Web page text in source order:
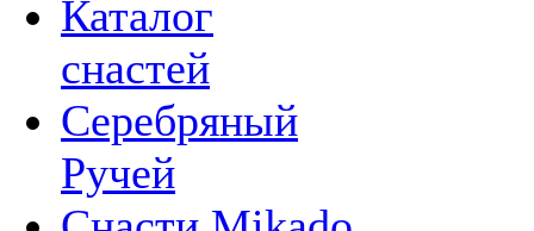
Каталог
снастей
Серебряный
Ручей